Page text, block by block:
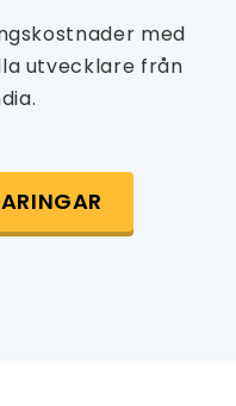
med
utvecklare från